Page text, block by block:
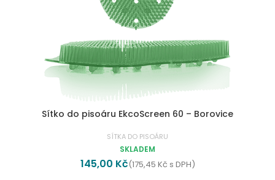
Sítko do pisoáru EkcoScreen 60 – Borovice
SÍTKA DO PISOÁRU
SKLADEM
145,00 Kč(175,45 Kč s DPH)